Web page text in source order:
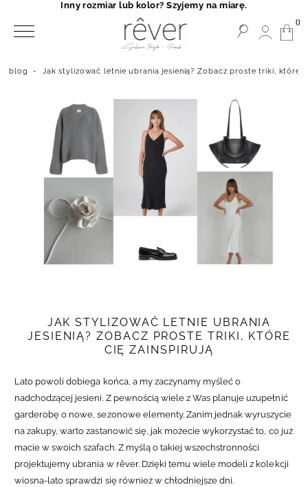
blog - Jak stylizować letnie ubrania jesienią? Zobacz proste triki, które
JAK STYLIZOWAĆ LETNIE UBRANIA
JESIENIĄ? ZOBACZ PROSTE TRIKI, KTÓRE
CIĘ ZAINSPIRUJĄ
Lato powoli dobiega końca, a my zaczynamy myśleć o
nadchodzącej jesieni. Z pewnością wiele z Was planuje uzupełnić
garderobę o nowe, sezonowe elementy. Zanim jednak wyruszycie
na zakupy, warto zastanowić się, jak możecie wykorzystać to, co już
macie w swoich szafach. Z myślą o takiej wszechstronności
projektujemy ubrania w rêver. Dzięki temu wiele modeli z kolekcji
wiosna-lato sprawdzi się również w chłodniejsze dni.
0
Inny rozmiar lub kolor? Szyjemy na miarę.